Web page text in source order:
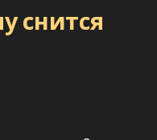
снится